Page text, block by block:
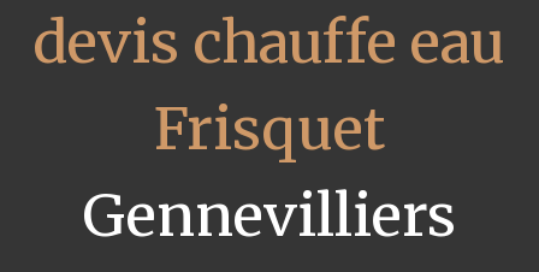
devis chauffe eau
Frisquet
Gennevilliers